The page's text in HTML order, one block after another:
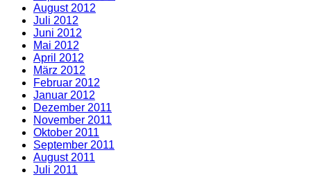
August 2012
Juli 2012
Juni 2012
Mai 2012
April 2012
März 2012
Februar 2012
Januar 2012
Dezember 2011
November 2011
Oktober 2011
September 2011
August 2011
Juli 2011